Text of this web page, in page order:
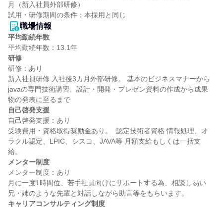
月（新入社員外部研修）
職場情報
平均勤続年数
研修
研修：あり
新入社員研修 入社後3カ月外部研修。 基本のビジネスマナーから
javaの専門技術講習、設計・開発・プレゼン資料の作成から成果
自己啓発支援
自己啓発支援：あり
受験費用・資格取得奨励金あり。  認定技術者資格 情報処理、オ
ラクル認定、LPIC、シスコ、JAVA等 月額支給もしくは一括支
メンター制度
メンター制度：あり
月に一度1時間位、若手社員向けにサポートする為、相談し易い
キャリアコンサルティング制度